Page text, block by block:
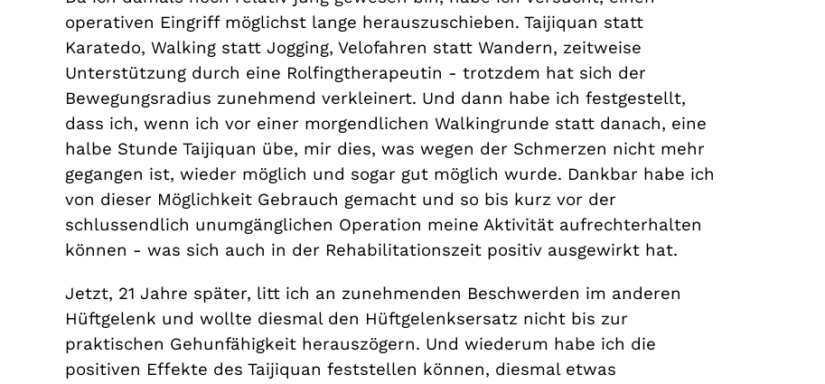
operativen Eingriff möglichst lange herauszuschieben. Taijiquan statt
Karatedo, Walking statt Jogging, Velofahren statt Wandern, zeitweise
Unterstützung durch eine Rolfingtherapeutin - trotzdem hat sich der
Bewegungsradius zunehmend verkleinert. Und dann habe ich festgestellt,
dass ich, wenn ich vor einer morgendlichen Walkingrunde statt danach, eine
halbe Stunde Taijiquan übe, mir dies, was wegen der Schmerzen nicht mehr
gegangen ist, wieder möglich und sogar gut möglich wurde. Dankbar habe ich
von dieser Möglichkeit Gebrauch gemacht und so bis kurz vor der
schlussendlich unumgänglichen Operation meine Aktivität aufrechterhalten
können - was sich auch in der Rehabilitationszeit positiv ausgewirkt hat.
Jetzt, 21 Jahre später, litt ich an zunehmenden Beschwerden im anderen
Hüftgelenk und wollte diesmal den Hüftgelenksersatz nicht bis zur
praktischen Gehunfähigkeit herauszögern. Und wiederum habe ich die
positiven Effekte des Taijiquan feststellen können, diesmal etwas